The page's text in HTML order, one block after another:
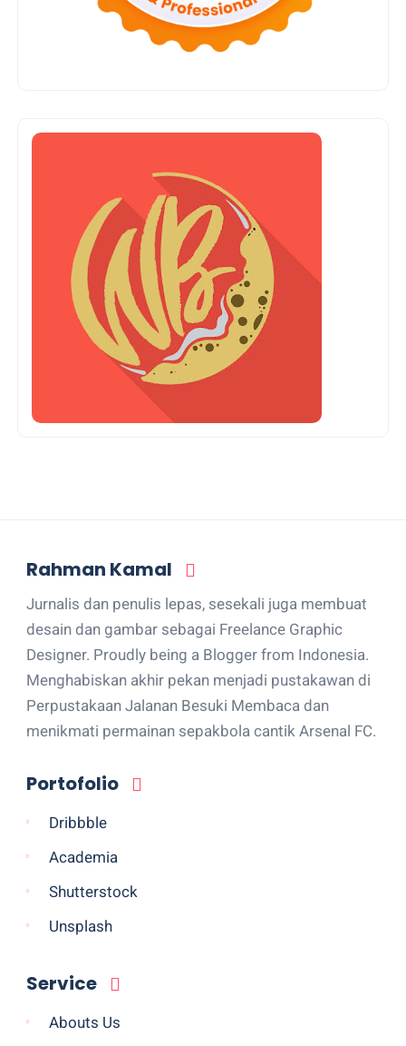
Rahman Kamal
Jurnalis dan penulis lepas, sesekali juga membuat
desain dan gambar sebagai Freelance Graphic
Designer. Proudly being a Blogger from Indonesia.
Menghabiskan akhir pekan menjadi pustakawan di
Perpustakaan Jalanan Besuki Membaca dan
menikmati permainan sepakbola cantik Arsenal FC.
Portofolio
Dribbble
Academia
Shutterstock
Unsplash
Service
Abouts Us